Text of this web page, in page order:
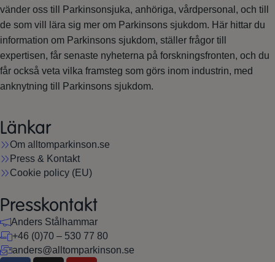
vänder oss till Parkinsonsjuka, anhöriga, vårdpersonal, och till
de som vill lära sig mer om Parkinsons sjukdom. Här hittar du
information om Parkinsons sjukdom, ställer frågor till
expertisen, får senaste nyheterna på forskningsfronten, och du
får också veta vilka framsteg som görs inom industrin, med
anknytning till Parkinsons sjukdom.
Länkar
Om alltomparkinson.se
Press & Kontakt
Cookie policy (EU)
Presskontakt
Anders Stålhammar
+46 (0)70 – 530 77 80
anders@alltomparkinson.se